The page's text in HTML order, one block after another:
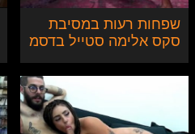
שפחות רעות במסיבת
סקס אלימה סטייל בדסמ